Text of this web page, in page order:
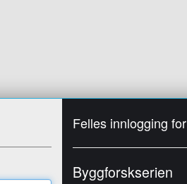
Felles innlogging for
Byggforskserien